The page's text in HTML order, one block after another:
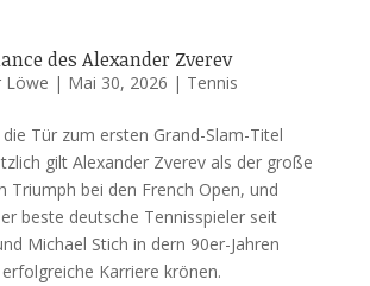
des Alexander Zverev
Löwe | Mai 30, 2026 | Tennis
Tür zum ersten Grand-Slam-Titel
gilt Alexander Zverev als der große
Triumph bei den French Open, und
beste deutsche Tennisspieler seit
Michael Stich in dern 90er-Jahren
Karriere krönen.